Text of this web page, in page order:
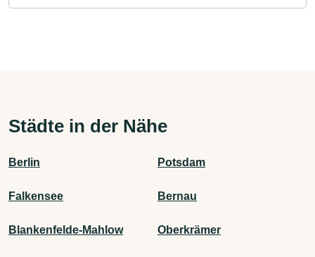
Städte in der Nähe
Berlin Potsdam
Falkensee Bernau
Blankenfelde-Mahlow Oberkrämer